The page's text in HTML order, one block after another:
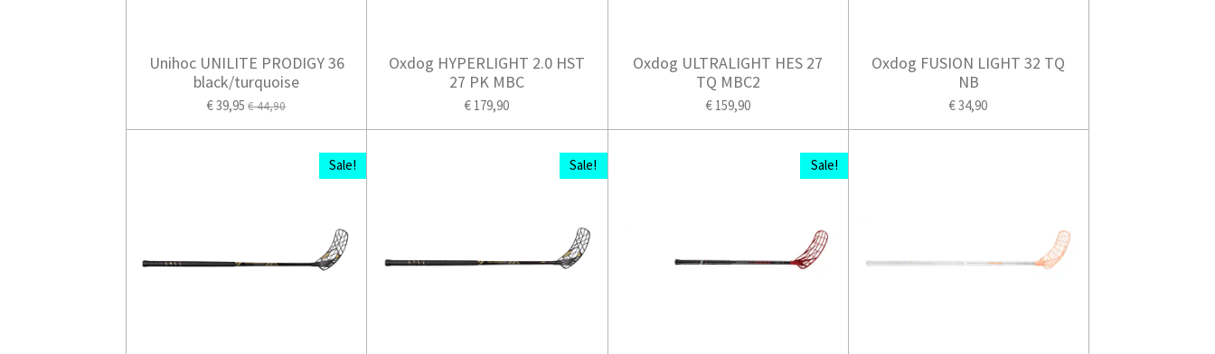
Unihoc UNILITE PRODIGY 36
black/turquoise
€ 39,95 € 44,90
Oxdog HYPERLIGHT 2.0 HST
27 PK MBC
€ 179,90
Oxdog ULTRALIGHT HES 27
TQ MBC2
€ 159,90
Oxdog FUSION LIGHT 32 TQ
NB
€ 34,90
Sale! Sale! Sale!